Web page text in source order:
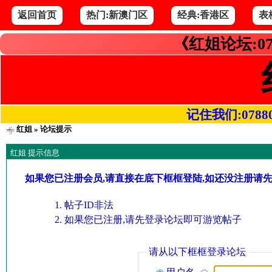
返回首页 热门:新澳门区 经典:香港区 表
《红姐论坛
记住我们
红姐» 论坛提示
红姐 提示信息
如果您已注册会员,请直接在底下框框登陆,如还没注册请
帖子ID非法
如果您已注册,请先登录论坛即可游览帖子
请从以下框框登录论坛